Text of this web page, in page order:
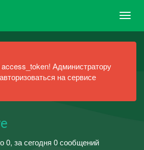
Администратору
на сервисе
0, за сегодня 0 сообщений